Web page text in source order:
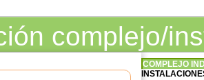
complejo/
COMPLEJO